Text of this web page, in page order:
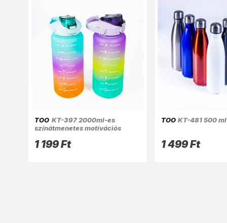
TOO KT-397 2000ml-es
színátmenetes motivációs
időskálával
1 199 Ft
TOO KT-481 500
1 499 Ft